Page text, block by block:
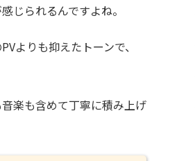
じられるんですよね。
よりも抑えたトーンで、
楽も含めて丁寧に積み上げ